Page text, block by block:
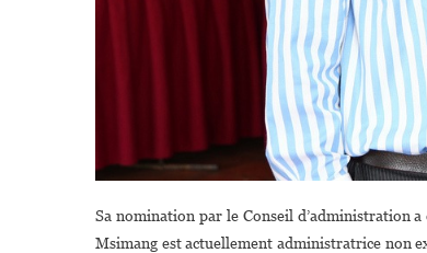
Sa nomination par le Conseil d’administration
Msimang est actuellement administratrice non